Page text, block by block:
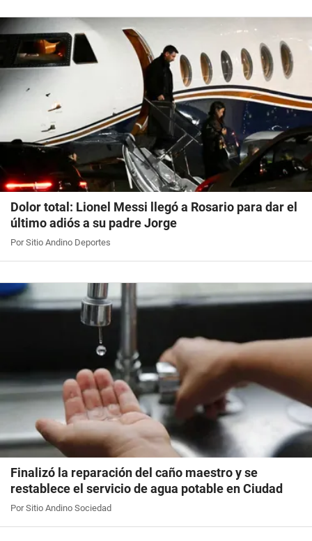
Dolor total: Lionel Messi llegó a Rosario para dar el
último adiós a su padre Jorge
Por Sitio Andino Deportes
Finalizó la reparación del caño maestro y se
restablece el servicio de agua potable en Ciudad
Por Sitio Andino Sociedad